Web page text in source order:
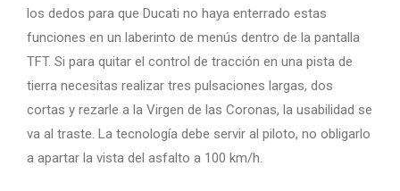
los dedos para que Ducati no haya enterrado estas
funciones en un laberinto de menús dentro de la pantalla
TFT. Si para quitar el control de tracción en una pista de
tierra necesitas realizar tres pulsaciones largas, dos
cortas y rezarle a la Virgen de las Coronas, la usabilidad se
va al traste. La tecnología debe servir al piloto, no obligarlo
a apartar la vista del asfalto a 100 km/h.